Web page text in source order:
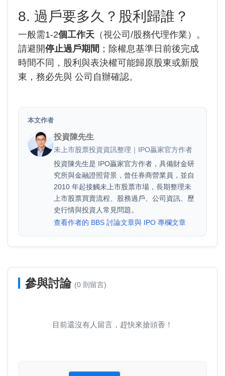
8. 過戶要多久？股利歸誰？
一般需1-2個工作天 （視公司/股務代理作業）。
請避開停止過戶期間 ；除權息基準日前後完成
時間不同，股利與表決權可能歸原股東或新股
東，務必先與 公司自辦確認。
本文作者
投資陳先生
未上市股票投資資訊整理｜IPO贏家官方作者
投資陳先生是 IPO贏家官方作者，具備財金研
究所與金融證照背景，曾任券商營業員，並自
2010 年起接觸未上市股票市場，長期整理未
上市股票買賣流程、股務過戶、公司資訊、歷
史行情與投資人常見問題。
查看作者的 BBS 討論文章與 IPO 專欄文章
參與討論 (0 則留言)
目前還沒有人留言，趕快來搶頭香！